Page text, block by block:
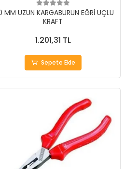
MM UZUN KARGABURUN EĞRİ UÇLU
KRAFT
1.201,31 TL
Sepete Ekle